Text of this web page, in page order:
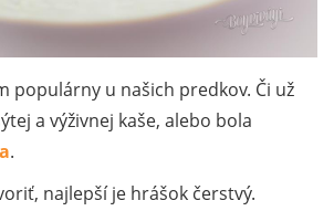
populárny u našich predkov. Či už
a výživnej kaše, alebo bola
.
najlepší je hrášok čerstvý.